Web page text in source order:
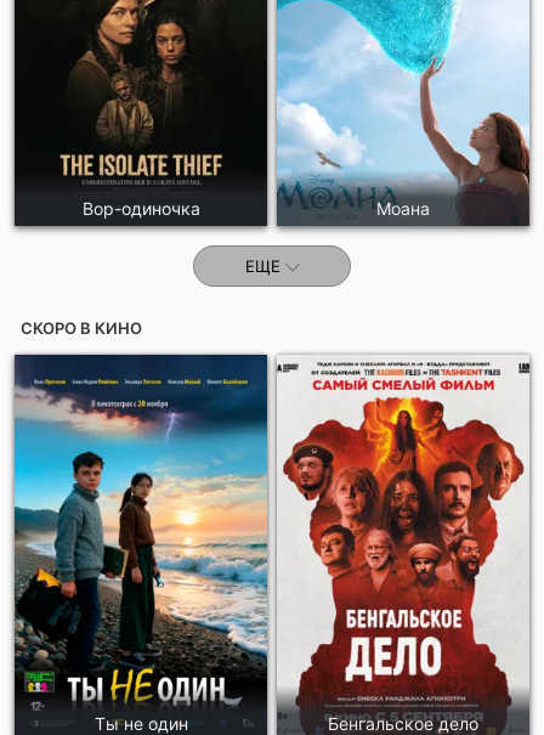
Отправить!
Вор-одиночка Моана
ЕЩЕ
СКОРО В КИНО
Ты не один Бенгальское дело